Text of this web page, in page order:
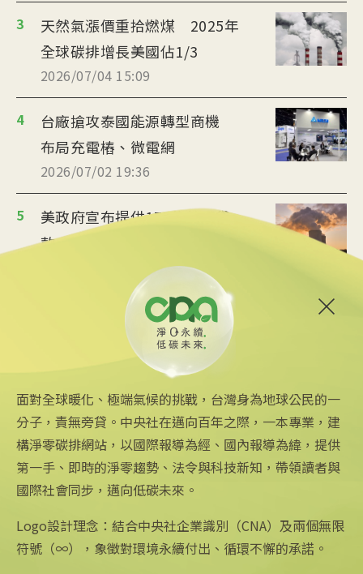
3
天然氣漲價重拾燃煤 2025年
全球碳排增長美國佔1/3
2026/07/04 15:09
4
台廠搶攻泰國能源轉型商機
布局充電樁、微電網
2026/07/02 19:36
5
美政府宣布提供175億美元貸
款 強化核能供應鏈
炸油變航油 日本加大廢食油
回收助煉永續航空燃料
2026/06/09 14:57
中央社網站
中央通訊社
Focus Taiwan
フォーカス台湾
關注更多
友善連結
Android app 下載
公司簡介
企業識別
公開資訊
面對全球暖化、極端氣候的挑戰，台灣身為地球公民的一
分子，責無旁貸。中央社在邁向百年之際，一本專業，建
構淨零碳排網站，以國際報導為經、國內報導為緯，提供
第一手、即時的淨零趨勢、法令與科技新知，帶領讀者與
國際社會同步，邁向低碳未來。
Logo設計理念：結合中央社企業識別（CNA）及兩個無限
符號（∞），象徵對環境永續付出、循環不懈的承諾。